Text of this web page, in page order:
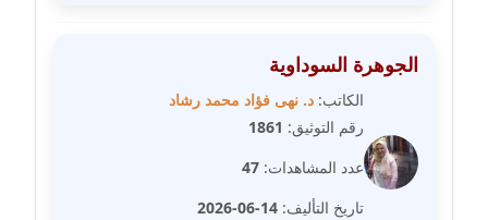
مدونة ليلى سرحان
عاملة
مدونة مارية محمد
الجوهرة السوداوية
الكاتب: د. نهى فؤاد محمد رشاد
رقم التوثيق: 1861
عدد المشاهدات: 47
تاريخ التأليف: 14-06-2026